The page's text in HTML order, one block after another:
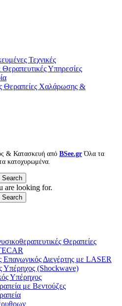
Τεχνικές
Υπηρεσίες
Θεραπείες Χαλάρωσης &
& Κατασκευή από BSee.gr Όλα τα
κατοχυρωμένα.
Search
are looking for.
Search
Θεραπείες
Επαγωγικός Διεγέρτης με LASER
Υπέρηχος (Shockwave)
Υπέρηχος
με Βεντούζες